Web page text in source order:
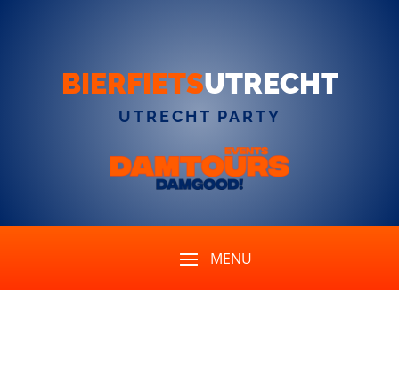
BIERFIETSUTRECHT
UTRECHT PARTY